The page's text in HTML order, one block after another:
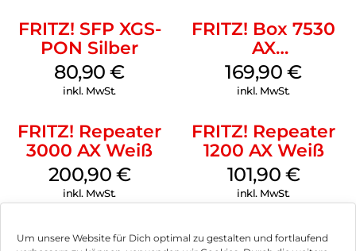
Um unsere Website für Dich optimal zu gestalten und fortlaufend
FRITZ! SFP XGS-
PON Silber
80,90€
inkl. MwSt.
FRITZ! Box 7530
AX
(Tarifvermarktung)
Weiß
169,90€
inkl. MwSt.
FRITZ! Repeater
3000 AX Weiß
200,90 €
inkl. MwSt.
FRITZ! Repeater
1200 AX Weiß
101,90 €
inkl. MwSt.